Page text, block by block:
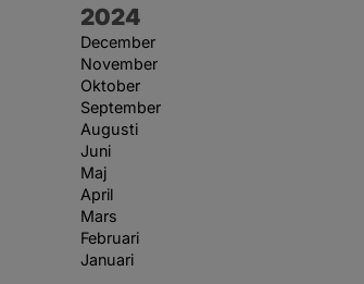
År:
2024
December
November
Oktober
September
Augusti
Juni
Maj
April
Mars
Februari
Januari